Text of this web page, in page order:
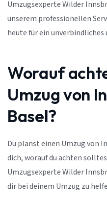
Umzugsexperte Wilder
unserem professionellen
heute für ein
Worauf
Umzug von
Basel?
Du planst einen Umzug von
dich, worauf du achten
Umzugsexperte Wilder
dir bei deinem Umzug zu